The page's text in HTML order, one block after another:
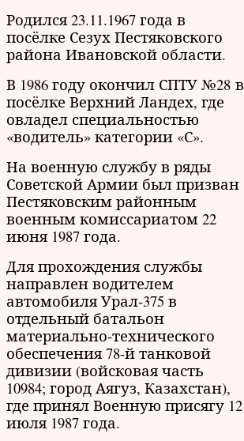
Родился 23.11.1967 года в
посёлке Сезух Пестяковского
района Ивановской области.
В 1986 году окончил СПТУ №28 в
посёлке Верхний Ландех, где
овладел специальностью
«водитель» категории «С».
На военную службу в ряды
Советской Армии был призван
Пестяковским районным
военным комиссариатом 22
июня 1987 года.
Для прохождения службы
направлен водителем
автомобиля Урал-375 в
отдельный батальон
материально-технического
обеспечения 78-й танковой
дивизии (войсковая часть
10984; город Аягуз, Казахстан),
где принял Военную присягу 12
июля 1987 года.